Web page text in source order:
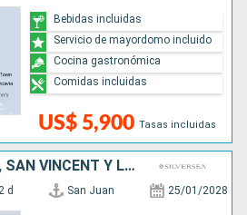
US$ 5,900 Tasas incluidas
Bebidas incluidas
Servicio de mayordomo incluido
Cocina gastronómica
Comidas incluidas
FRANCIA, DOMINICA, SAN VINCENT Y LAS GRANADINAS, GRENADA, ANTIGUA Y BARBUDA, PUERTO RICO
d San Juan 25/01/2028